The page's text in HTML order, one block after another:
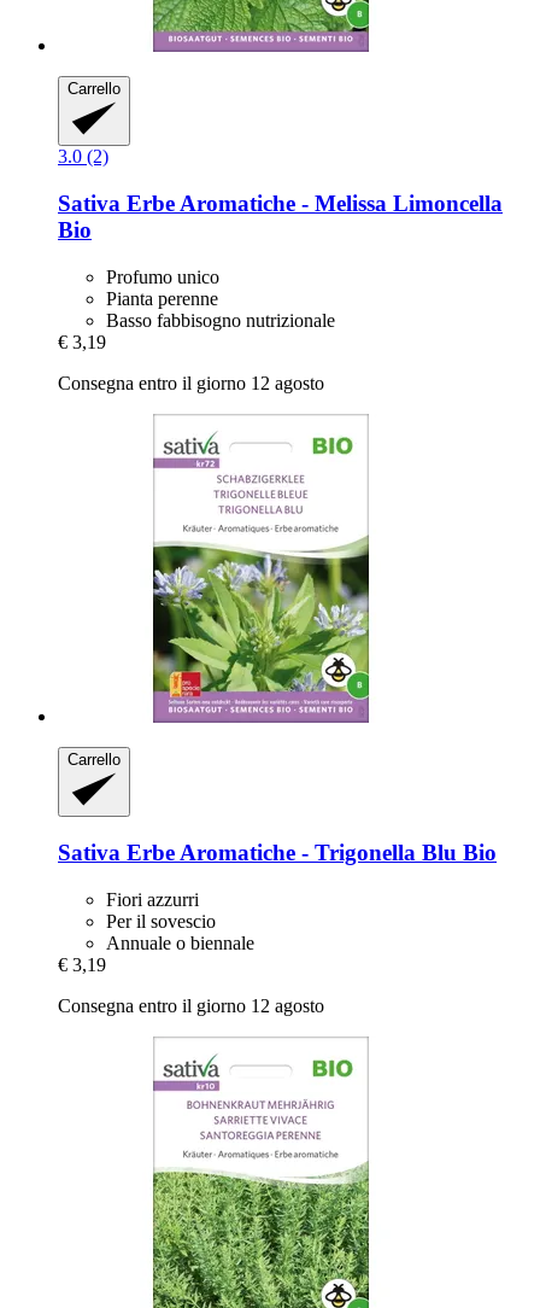
Carrello
3.0 (2)
Sativa Erbe Aromatiche -​ Melissa Limoncella
Bio
Profumo unico
Pianta perenne
Basso fabbisogno nutrizionale
€ 3,19
Consegna entro il giorno 12 agosto
Carrello
Sativa Erbe Aromatiche -​ Trigonella Blu Bio
Fiori azzurri
Per il sovescio
Annuale o biennale
€ 3,19
Consegna entro il giorno 12 agosto